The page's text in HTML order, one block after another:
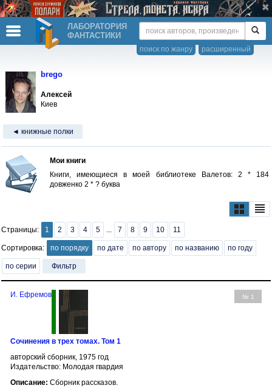
ЛАБОРАТОРИЯ
ФАНТАСТИКИ
расширенный
поиск по жанру
brego
Алексей
Киев
◄ книжные полки
Мои книги
Книги, имеющиеся в моей библиотеке Валетов: 2 * 184
довженко 2 * ? буква
Страницы: 1 2 3 4 5 ... 7 8 9 10 11
Сортировка: по порядку по дате по автору по названию по году
по серии Фильтр
№ 1
И. Ефремов
Сочинения в трех томах. Том 1
авторский сборник, 1975 год
Издательство: Молодая гвардия
Описание: Сборник рассказов.